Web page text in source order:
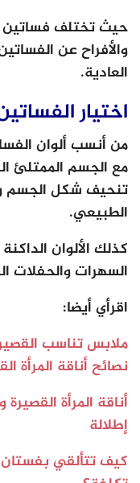
حيث تختلف فساتين
والأفراح عن
العادية.
اختيار
من أنسب ألوان
مع الجسم الممتلئ
تنحيف شكل الجسم
الطبيعي.
كذلك الألوان
السهرات والحفلات
اقرأي أيضا:
ملابس تناسب
نصائح أناقة المرأة
أناقة المرأة
إطلالة
كيف تتألقي